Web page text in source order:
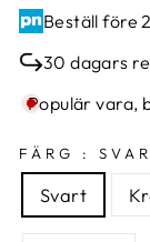
Beställ före
30 dagars
Populär vara,
FÄRG :
Svart